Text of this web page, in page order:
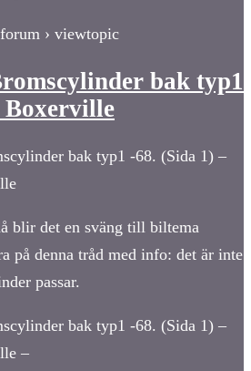
› viewtopic
bak typ1
Boxerville
bak typ1 -68. (Sida 1) –
blir det en sväng till biltema
på denna tråd med info: det är inte
passar.
bak typ1 -68. (Sida 1) –
–